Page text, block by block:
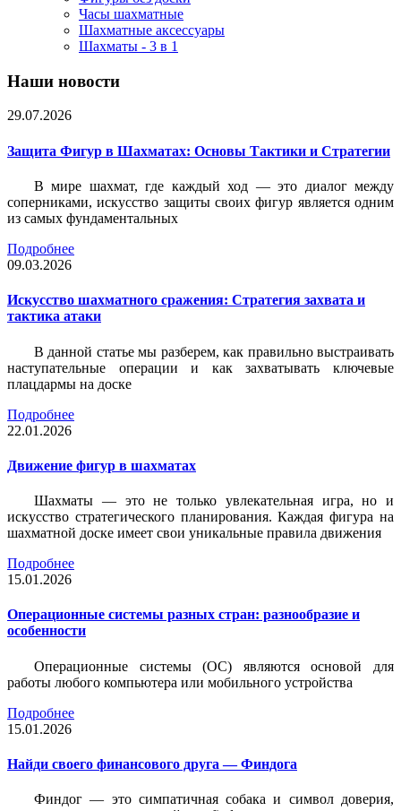
Часы шахматные
Шахматные аксессуары
Шахматы - 3 в 1
Наши новости
29.07.2026
Защита Фигур в Шахматах: Основы Тактики и Стратегии
В мире шахмат, где каждый ход — это диалог между
соперниками, искусство защиты своих фигур является одним
из самых фундаментальных
Подробнее
09.03.2026
Искусство шахматного сражения: Стратегия захвата и
тактика атаки
В данной статье мы разберем, как правильно выстраивать
наступательные операции и как захватывать ключевые
плацдармы на доске
Подробнее
22.01.2026
Движение фигур в шахматах
Шахматы — это не только увлекательная игра, но и
искусство стратегического планирования. Каждая фигура на
шахматной доске имеет свои уникальные правила движения
Подробнее
15.01.2026
Операционные системы разных стран: разнообразие и
особенности
Операционные системы (ОС) являются основой для
работы любого компьютера или мобильного устройства
Подробнее
15.01.2026
Найди своего финансового друга — Финдога
Финдог — это симпатичная собака и символ доверия,